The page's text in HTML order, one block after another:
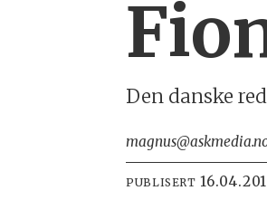
Den danske
PUBLISERT